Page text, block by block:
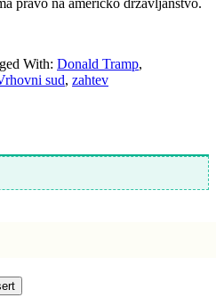
pravo na američko državljanstvo.
With: Donald Tramp,
sud, zahtev